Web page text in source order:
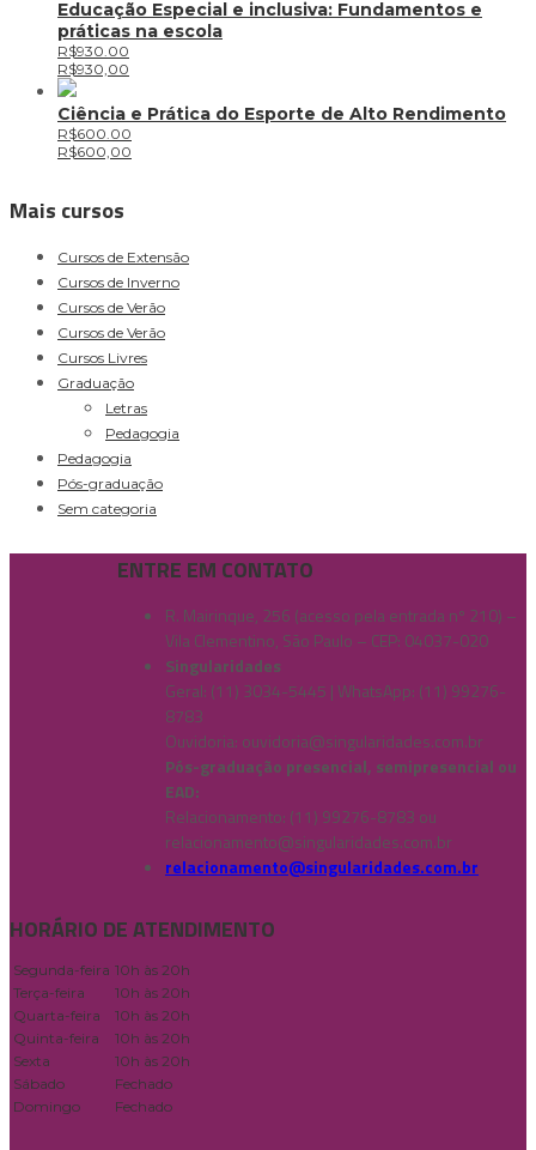
Educação Especial e inclusiva: Fundamentos e
práticas na escola
R$930.00
R$930,00
Ciência e Prática do Esporte de Alto Rendimento
R$600.00
R$600,00
Mais cursos
Cursos de Extensão
Cursos de Inverno
Cursos de Verão
Cursos de Verão
Cursos Livres
Graduação
Letras
Pedagogia
Pedagogia
Pós-graduação
Sem categoria
ENTRE EM CONTATO
R. Mairinque, 256 (acesso pela entrada nº 210) –
Vila Clementino, São Paulo – CEP: 04037-020
Singularidades
Geral: (11) 3034-5445 | WhatsApp: (11) 99276-
8783
Ouvidoria: ouvidoria@singularidades.com.br
Pós-graduação presencial, semipresencial ou
EAD:
Relacionamento: (11) 99276-8783 ou
relacionamento@singularidades.com.br
relacionamento@singularidades.com.br
HORÁRIO DE ATENDIMENTO
Segunda-feira 10h às 20h
Terça-feira
10h às 20h
Quarta-feira
10h às 20h
Quinta-feira
10h às 20h
Sexta
10h às 20h
Sábado
Fechado
Domingo
Fechado